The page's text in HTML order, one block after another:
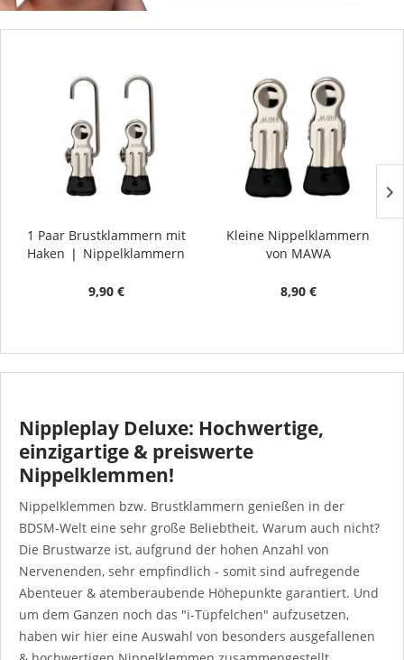
1 Paar Brustklammern mit
Haken ❘ Nippelklammern
9,90 €
Kleine Nippelklammern
von MAWA
8,90 €
Nippleplay Deluxe: Hochwertige,
einzigartige & preiswerte
Nippelklemmen!
Nippelklemmen bzw. Brustklammern genießen in der
BDSM-Welt eine sehr große Beliebtheit. Warum auch nicht?
Die Brustwarze ist, aufgrund der hohen Anzahl von
Nervenenden, sehr empfindlich - somit sind aufregende
Abenteuer & atemberaubende Höhepunkte garantiert. Und
um dem Ganzen noch das "i-Tüpfelchen" aufzusetzen,
haben wir hier eine Auswahl von besonders ausgefallenen